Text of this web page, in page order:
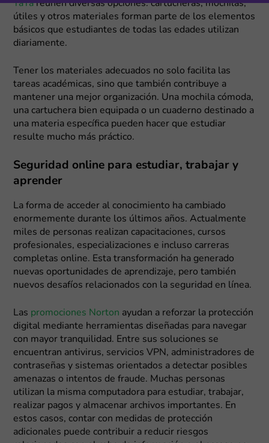
TaTareúnen diversas opciones: cartucheras, mochilas,
útiles y otros materiales forman parte de los elementos
básicos que estudiantes de todas las edades utilizan
diariamente.
Tener los materiales adecuados no solo facilita las
tareas académicas, sino que también contribuye a
mantener una mejor organización. Una mochila cómoda,
una cartuchera bien equipada o un cuaderno destinado a
una materia específica pueden hacer que estudiar
resulte mucho más práctico.
Seguridad online para estudiar, trabajar y
aprender
La forma de acceder al conocimiento ha cambiado
enormemente durante los últimos años. Actualmente
miles de personas realizan capacitaciones, cursos
profesionales, especializaciones e incluso carreras
completas online. Esta transformación ha generado
nuevas oportunidades de aprendizaje, pero también
nuevos desafíos relacionados con la seguridad en línea.
Las promociones Norton ayudan a reforzar la protección
digital mediante herramientas diseñadas para navegar
con mayor tranquilidad. Entre sus soluciones se
encuentran antivirus, servicios VPN, administradores de
contraseñas y sistemas orientados a detectar posibles
amenazas o intentos de fraude. Muchas personas
utilizan la misma computadora para estudiar, trabajar,
realizar pagos y almacenar archivos importantes. En
estos casos, contar con medidas de protección
adicionales puede contribuir a reducir riesgos